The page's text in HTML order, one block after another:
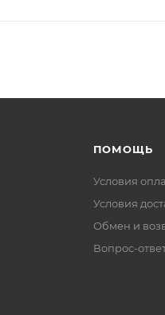
ПОМОЩЬ
Условия
Условия
Обмен и
Вопрос-